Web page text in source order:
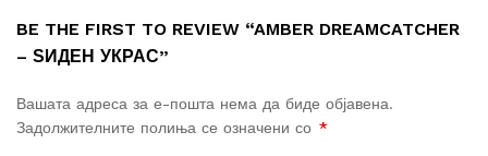
BE THE FIRST TO REVIEW “AMBER DREAMCATCHER
– ЅИДЕН УКРАС”
Вашата адреса за е-пошта нема да биде објавена.
Задолжителните полиња се означени со *